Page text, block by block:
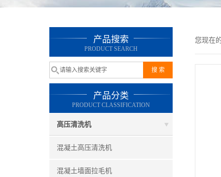
产品搜索
PRODUCT SEARCH
产品分类
PRODUCT CLASSIFICATION
高压清洗机
混凝土高压清洗机
混凝土墙面拉毛机
您现在